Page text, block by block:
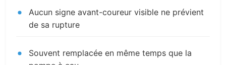
Aucun signe avant-coureur visible ne prévient
de sa rupture
Souvent remplacée en même temps que la